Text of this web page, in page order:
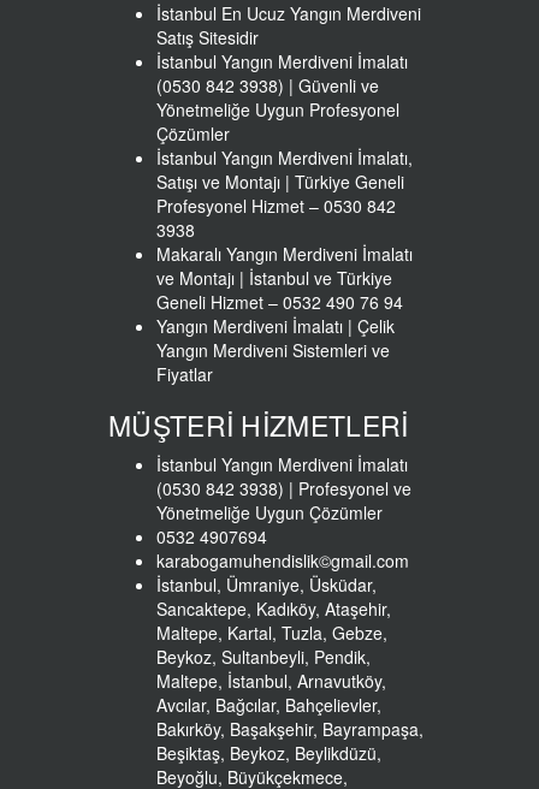
İstanbul En Ucuz Yangın Merdiveni
Satış Sitesidir
İstanbul Yangın Merdiveni İmalatı
(0530 842 3938) | Güvenli ve
Yönetmeliğe Uygun Profesyonel
Çözümler
İstanbul Yangın Merdiveni İmalatı,
Satışı ve Montajı | Türkiye Geneli
Profesyonel Hizmet – 0530 842
3938
Makaralı Yangın Merdiveni İmalatı
ve Montajı | İstanbul ve Türkiye
Geneli Hizmet – 0532 490 76 94
Yangın Merdiveni İmalatı | Çelik
Yangın Merdiveni Sistemleri ve
Fiyatlar
MÜŞTERİ HİZMETLERİ
İstanbul Yangın Merdiveni İmalatı
(0530 842 3938) | Profesyonel ve
Yönetmeliğe Uygun Çözümler
0532 4907694
karabogamuhendislik©gmail.com
İstanbul, Ümraniye, Üsküdar,
Sancaktepe, Kadıköy, Ataşehir,
Maltepe, Kartal, Tuzla, Gebze,
Beykoz, Sultanbeyli, Pendik,
Maltepe, İstanbul, Arnavutköy,
Avcılar, Bağcılar, Bahçelievler,
Bakırköy, Başakşehir, Bayrampaşa,
Beşiktaş, Beykoz, Beylikdüzü,
Beyoğlu, Büyükçekmece,